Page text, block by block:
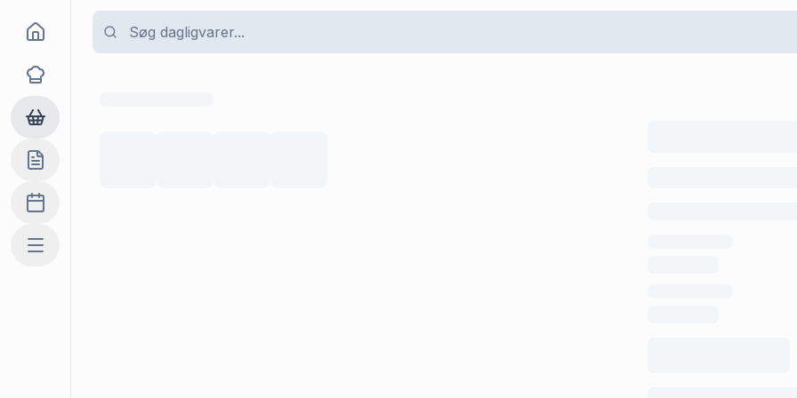
Goma
Opskrifter
Dagligvarer
Indkøbslisten
Madplan
Mere